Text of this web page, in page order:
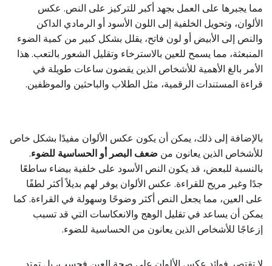
مما يجبرها على العمل بجهد أكبر للتركيز على النص. عكس
الألوان، وتحويل الخلفية إلى اللون الأسود أو الرمادي الداكن
والنص إلى الأبيض أو لون فاتح، يقلل بشكل كبير من كمية الضوء
المنبعثة، مما يسمح للعين بالاسترخاء وتقليل الشعور بالتعب. هذا
الأمر بالغ الأهمية للأشخاص الذين يقضون ساعات طويلة في
قراءة المستندات الرقمية، مثل الطلاب والباحثين والموظفين.
بالإضافة إلى ذلك، يمكن أن يكون عكس الألوان مفيدًا بشكل خاص
للأشخاص الذين يعانون من ضعف البصر أو الحساسية للضوء.
بالنسبة للبعض، قد يكون النص الأسود على خلفية بيضاء ساطعًا
جدًا وغير مريح للقراءة. عكس الألوان يوفر لهم بديلاً أكثر لطفًا
على العين، مما يجعل النص أكثر وضوحًا وسهولة في القراءة. كما
يمكن أن يساعد في تقليل الوهج والانعكاسات التي قد تسبب
إزعاجًا للأشخاص الذين يعانون من الحساسية للضوء.